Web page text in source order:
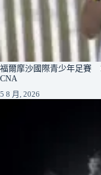
福爾摩沙國際青少年足賽
CNA
5 8 月, 2026